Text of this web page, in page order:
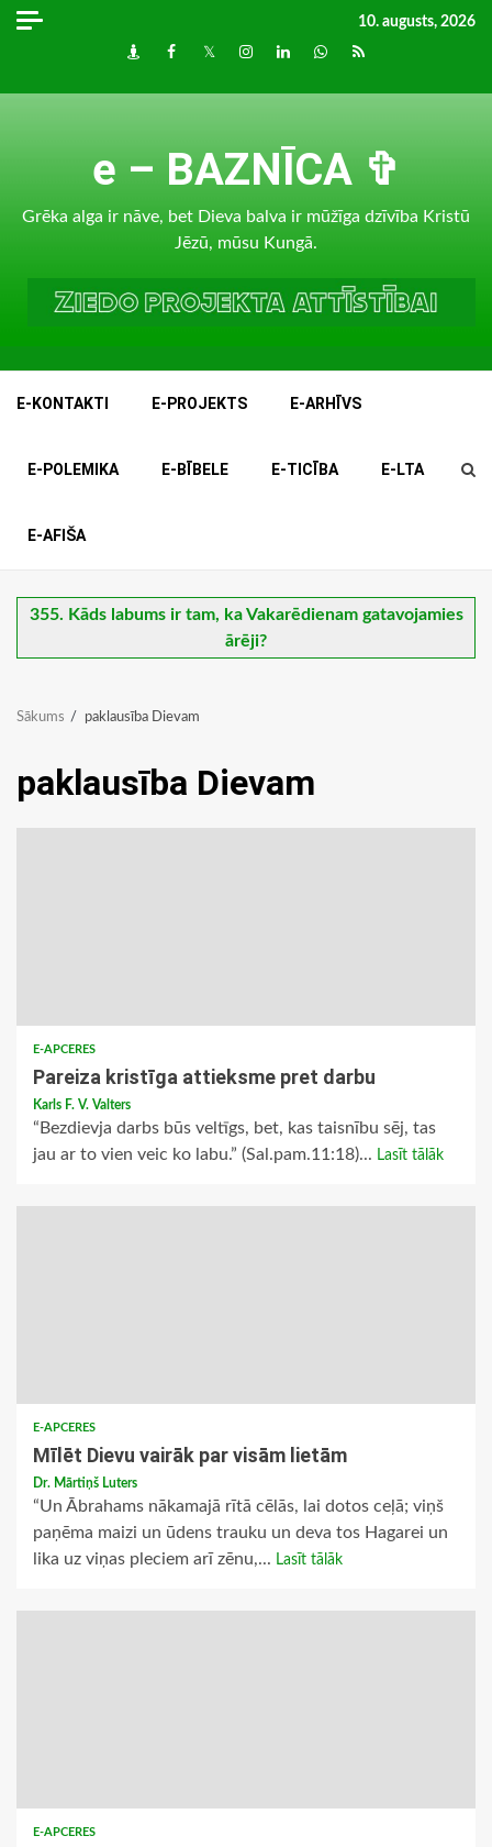
Skip
10. augusts, 2026
DraugiemFacebook
TwitterInstagram
LinkedInwhatsapp
RSS
e – BAZNĪCA ✞
Grēka alga ir nāve, bet Dieva balva ir mūžīga dzīvība Kristū
Jēzū, mūsu Kungā.
E-KONTAKTI E-PROJEKTS E-ARHĪVS
E-POLEMIKA E-BĪBELE E-TICĪBA E-LTA
E-AFIŠA
355. Kāds labums ir tam, ka Vakarēdienam gatavojamies
ārēji?
Sākums paklausība Dievam
paklausība Dievam
E-APCERES
Pareiza kristīga attieksme pret darbu
Karls F. V. Valters
“Bezdievja darbs būs veltīgs, bet, kas taisnību sēj, tas
jau ar to vien veic ko labu.” (Sal.pam.11:18)... Lasīt tālāk
E-APCERES
Mīlēt Dievu vairāk par visām lietām
Dr. Mārtiņš Luters
“Un Ābrahams nākamajā rītā cēlās, lai dotos ceļā; viņš
paņēma maizi un ūdens trauku un deva tos Hagarei un
lika uz viņas pleciem arī zēnu,... Lasīt tālāk
E-APCERES